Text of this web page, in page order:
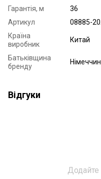
Гарантія, м
36
Артикул
08885-
Країна
виробник
Китай
Батьківщина
бренду
Відгуки
Додайте